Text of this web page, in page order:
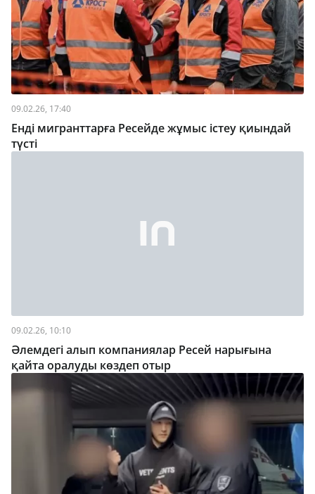
09.02.26, 17:40
Енді мигранттарға Ресейде жұмыс істеу қиындай
түсті
09.02.26, 10:10
Әлемдегі алып компаниялар Ресей нарығына
қайта оралуды көздеп отыр